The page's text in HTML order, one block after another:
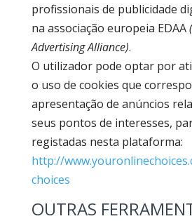
profissionais de publicidade
na associação europeia EDAA
Advertising Alliance).
O utilizador pode optar por
o uso de cookies que
apresentação de anúncios
seus pontos de interesses,
registadas nesta plataforma:
http://
choices
OUTRAS